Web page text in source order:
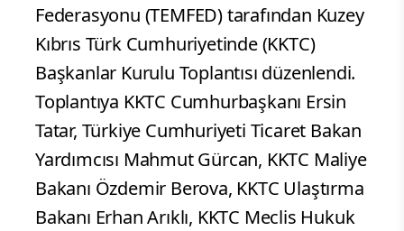
Federasyonu (TEMFED) tarafından Kuzey
Kıbrıs Türk Cumhuriyetinde (KKTC)
Başkanlar Kurulu Toplantısı düzenlendi.
Toplantıya KKTC Cumhurbaşkanı Ersin
Tatar, Türkiye Cumhuriyeti Ticaret Bakan
Yardımcısı Mahmut Gürcan, KKTC Maliye
Bakanı Özdemir Berova, KKTC Ulaştırma
Bakanı Erhan Arıklı, KKTC Meclis Hukuk